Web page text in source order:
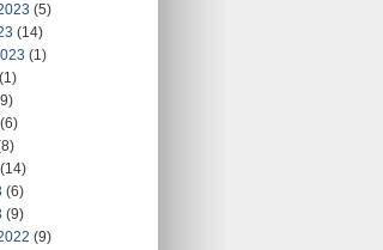
(5)
(14)
(1)
(1)
(6)
(14)
(6)
(9)
(9)